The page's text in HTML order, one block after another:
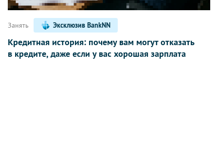
Занять Эксклюзив BankNN
Кредитная история: почему вам могут отказать
в кредите, даже если у вас хорошая зарплата